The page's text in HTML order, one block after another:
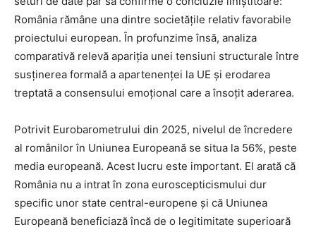
România rămâne una dintre societățile relativ favorabile
proiectului european. În profunzime însă, analiza
comparativă relevă apariția unei tensiuni structurale între
susținerea formală a apartenenței la UE și erodarea
treptată a consensului emoțional care a însoțit aderarea.
Potrivit Eurobarometrului din 2025, nivelul de încredere
al românilor în Uniunea Europeană se situa la 56%, peste
media europeană. Acest lucru este important. El arată că
România nu a intrat în zona euroscepticismului dur
specific unor state central-europene și că Uniunea
Europeană beneficiază încă de o legitimitate superioară